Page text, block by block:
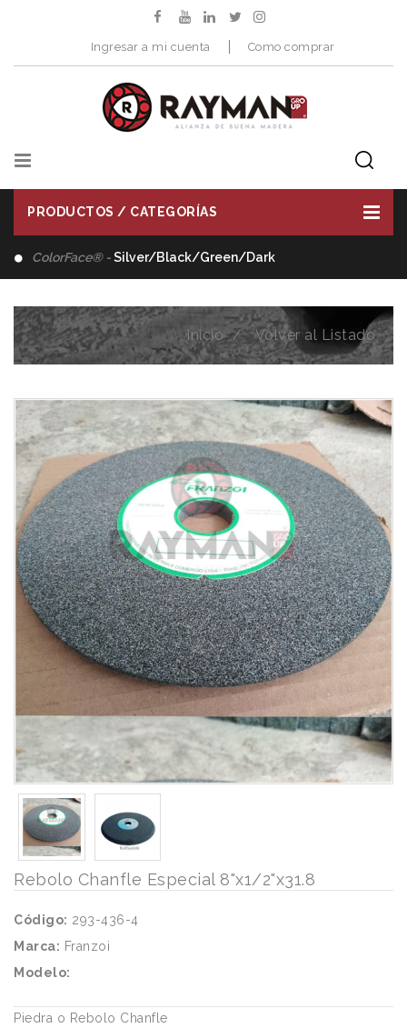
Ingresar a mi cuenta Como comprar
PRODUCTOS / CATEGORÍAS
Distribuimos -Herramientas de Corte
Inicio Volver al Listado
Rebolo Chanfle Especial 8"x1/2"x31.8
Código: 293-436-4
Marca: Franzoi
Modelo:
Piedra o Rebolo Chanfle